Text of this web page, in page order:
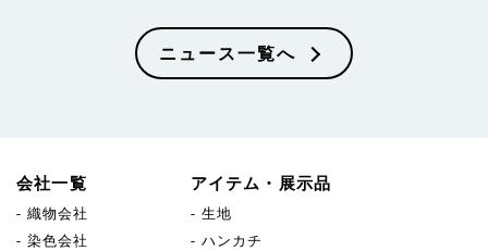
ニュース一覧へ
会社一覧
織物会社
染色会社
アイテム・展示品
生地
ハンカチ